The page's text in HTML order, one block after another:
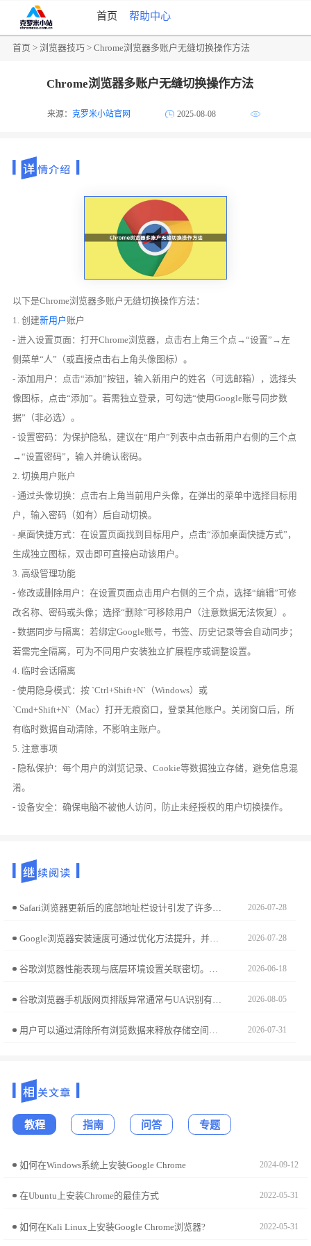
首页 帮助中心
首页 >浏览器技巧 > Chrome浏览器多账户无缝切换操作方法
Chrome浏览器多账户无缝切换操作方法
来源：克罗米小站官网 2025-08-08
以下是Chrome浏览器多账户无缝切换操作方法：
1. 创建新用户 账户
- 进入设置页面：打开Chrome浏览器，点击右上角三个点→“设置”→左
侧菜单“人”（或直接点击右上角头像图标）。
- 添加用户：点击“添加”按钮，输入新用户的姓名（可选邮箱），选择头
像图标，点击“添加”。若需独立登录，可勾选“使用Google账号同步数
据”（非必选）。
- 设置密码：为保护隐私，建议在“用户”列表中点击新用户右侧的三个点
→“设置密码”，输入并确认密码。
2. 切换用户账户
- 通过头像切换：点击右上角当前用户头像，在弹出的菜单中选择目标用
户，输入密码（如有）后自动切换。
- 桌面快捷方式：在设置页面找到目标用户，点击“添加桌面快捷方式”，
生成独立图标，双击即可直接启动该用户。
3. 高级管理功能
- 修改或删除用户：在设置页面点击用户右侧的三个点，选择“编辑”可修
改名称、密码或头像；选择“删除”可移除用户（注意数据无法恢复）。
- 数据同步与隔离：若绑定Google账号，书签、历史记录等会自动同步；
若需完全隔离，可为不同用户安装独立扩展程序或调整设置。
4. 临时会话隔离
- 使用隐身模式：按 `Ctrl+Shift+N`（Windows）或
`Cmd+Shift+N`（Mac）打开无痕窗口，登录其他账户。关闭窗口后，所
有临时数据自动清除，不影响主账户。
5. 注意事项
- 隐私保护：每个用户的浏览记录、Cookie等数据独立存储，避免信息混
淆。
- 设备安全：确保电脑不被他人访问，防止未经授权的用户切换操作。
2026-07-28
Google浏览器安装速度可通过优化方法提升，并结合环境配置保障顺利安装。本文提供操作步骤和技巧。 2026-07-28
2026-06-18
谷歌浏览器手机版网页排版异常通常与UA识别有关。本文详细解析了如何手动修改浏览器UA标识，强制模拟桌面或特定设备环境，从而彻底解决网页内容排版压缩、显示错乱的问题。 2026-08-05
用户可以通过清除所有浏览数据来释放存储空间，清理缓存和历史记录，提升Chrome浏览器的性能，确保浏览体验更加流畅。 2026-07-31
教程 指南 问答 专题
如何在Windows系统上安装Google Chrome 2024-09-12
在Ubuntu上安装Chrome的最佳方式 2022-05-31
如何在Kali Linux上安装Google Chrome浏览器? 2022-05-31